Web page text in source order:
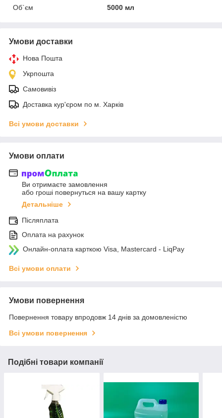
Об`єм
5000 мл
Умови доставки
Нова Пошта
Укрпошта
Самовивіз
Доставка кур'єром по м. Харків
Всі умови доставки
Умови оплати
Ви отримаєте замовлення
або гроші повернуться на вашу картку
Детальніше
Післяплата
Оплата на рахунок
Онлайн-оплата карткою Visa, Mastercard - LiqPay
Всі умови оплати
Умови повернення
Повернення товару впродовж 14 днів за домовленістю
Всі умови повернення
Подібні товари компанії